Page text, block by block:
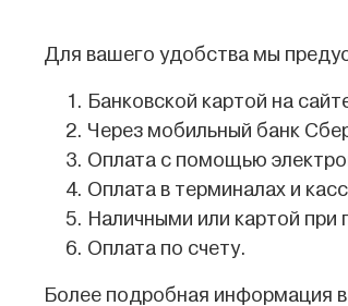
Для вашего удобства мы
Банковской картой на
Через мобильный банк
Оплата с помощью
Оплата в терминалах и
Наличными или картой при
Оплата по счету.
Более подробная информация